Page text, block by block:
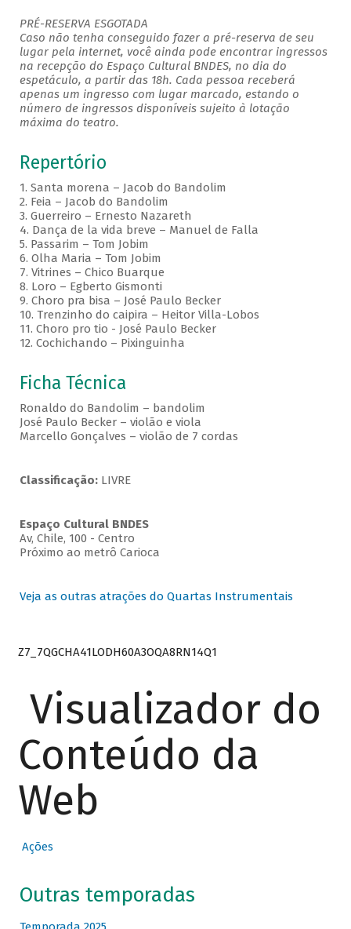
PRÉ-RESERVA ESGOTADA
Caso não tenha conseguido fazer a pré-reserva de seu
lugar pela internet, você ainda pode encontrar ingressos
na recepção do Espaço Cultural BNDES, no dia do
espetáculo, a partir das 18h. Cada pessoa receberá
apenas um ingresso com lugar marcado, estando o
número de ingressos disponíveis sujeito à lotação
máxima do teatro.
Repertório
1. Santa morena – Jacob do Bandolim
2. Feia – Jacob do Bandolim
3. Guerreiro – Ernesto Nazareth
4. Dança de la vida breve – Manuel de Falla
5. Passarim – Tom Jobim
6. Olha Maria – Tom Jobim
7. Vitrines – Chico Buarque
8. Loro – Egberto Gismonti
9. Choro pra bisa – José Paulo Becker
10. Trenzinho do caipira – Heitor Villa-Lobos
11. Choro pro tio - José Paulo Becker
12. Cochichando – Pixinguinha
Ficha Técnica
Ronaldo do Bandolim – bandolim
José Paulo Becker – violão e viola
Marcello Gonçalves – violão de 7 cordas
Classificação: LIVRE
Espaço Cultural BNDES
Av, Chile, 100 - Centro
Próximo ao metrô Carioca
Veja as outras atrações do Quartas Instrumentais
Z7_7QGCHA41LODH60A3OQA8RN14Q1
Visualizador do
Conteúdo da
Web
Ações
Outras temporadas